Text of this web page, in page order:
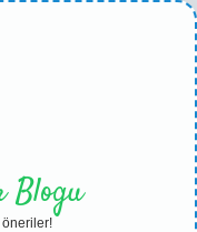
Blogu